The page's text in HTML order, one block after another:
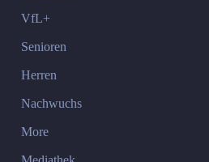
VfL+
Senioren
Herren
Nachwuchs
More